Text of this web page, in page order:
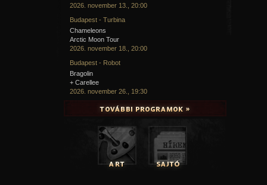
2026. november 13., 20:00
Budapest - Turbina
Chameleons
Arctic Moon Tour
2026. november 18., 20:00
Budapest - Robot
Bragolin
+ Carellee
2026. november 26., 19:30